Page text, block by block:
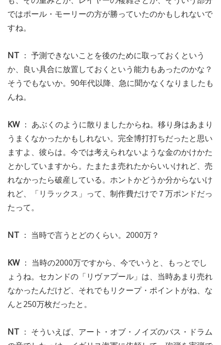
ではポール・モーリーの方が勝っていたのかもしれないで
すね。
NT ： 予測できないことを後のために取っておくという
か、良い具合に放置しておくという能力もあったのかな？
そうでもないか。90年代以降、急に聞かなくなりましたも
んね。
KW： あぶくのように散りましたからね。移り身はあまり
うまくなかったかもしれない。完全博打打ちだったと思い
ますよ、彼らは。今では考えられないような金のかけかた
とかしていますから。たまたま売れたからいいけれど、売
れなかったら破産している。ホントかどうか分からないけ
れど、「リラックス」って、制作費だけで７万ポンドだっ
たって。
NT ： 当時で言うとどのくらい。2000万？
KW： 当時の2000万ですから、今でいうと、もっとでし
ょうね。セカンドの「リヴァプール」は、当時あまり売れ
なかったんだけど、それでもリクープ・ポイントがね、な
んと250万枚だったと。
NT ： そういえば、アート・オブ・ノイズのバス・ドラム